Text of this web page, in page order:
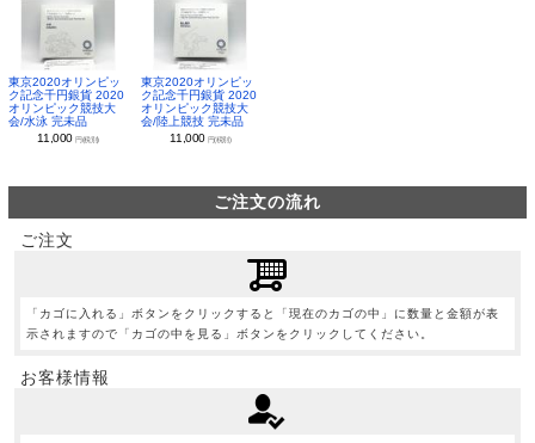
東京2020オリンピッ
ク記念千円銀貨 2020
オリンピック競技大
会/水泳 完未品
11,000円(税別)
東京2020オリンピッ
ク記念千円銀貨 2020
オリンピック競技大
会/陸上競技 完未品
11,000 円(税別)
ご注文の流れ
ご注文
「カゴに入れる」ボタンをクリックすると「現在のカゴの中」に数量と金額が表
示されますので「カゴの中を見る」ボタンをクリックしてください。
お客様情報